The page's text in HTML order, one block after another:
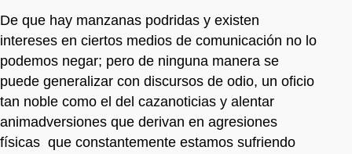
De que hay manzanas podridas y existen
intereses en ciertos medios de comunicación no lo
podemos negar; pero de ninguna manera se
puede generalizar con discursos de odio, un oficio
tan noble como el del cazanoticias y alentar
animadversiones que derivan en agresiones
físicas que constantemente estamos sufriendo